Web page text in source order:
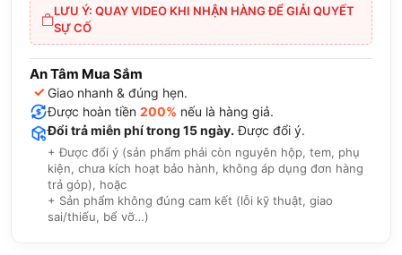
LƯU Ý: QUAY VIDEO KHI NHẬN HÀNG ĐỂ GIẢI QUYẾT
SỰ CỐ
An Tâm Mua Sắm
✓ Giao nhanh & đúng hẹn.
Được hoàn tiền 200% nếu là hàng giả.
Đổi trả miễn phí trong 15 ngày. Được đổi ý.
+ Được đổi ý (sản phẩm phải còn nguyên hộp, tem, phụ
kiện, chưa kích hoạt bảo hành, không áp dụng đơn hàng
trả góp), hoặc
+ Sản phẩm không đúng cam kết (lỗi kỹ thuật, giao
sai/thiếu, bể vỡ…)